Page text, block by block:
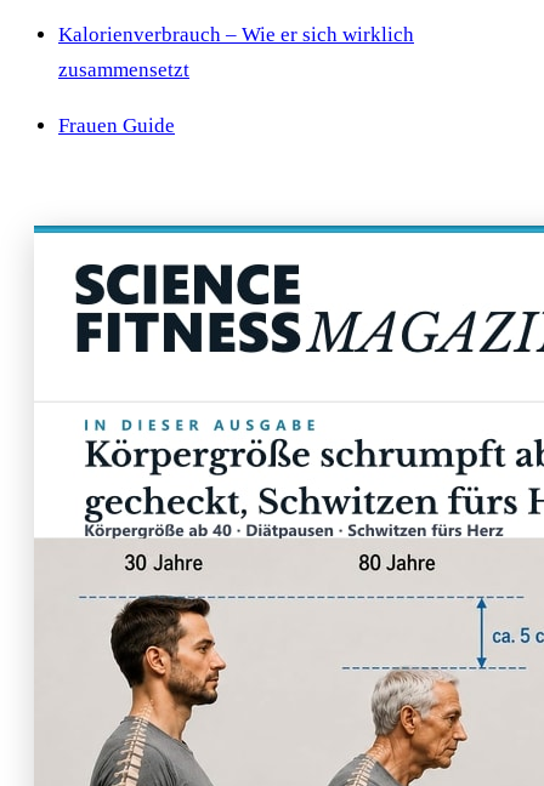
Kalorienverbrauch – Wie er sich wirklich
zusammensetzt
Frauen Guide